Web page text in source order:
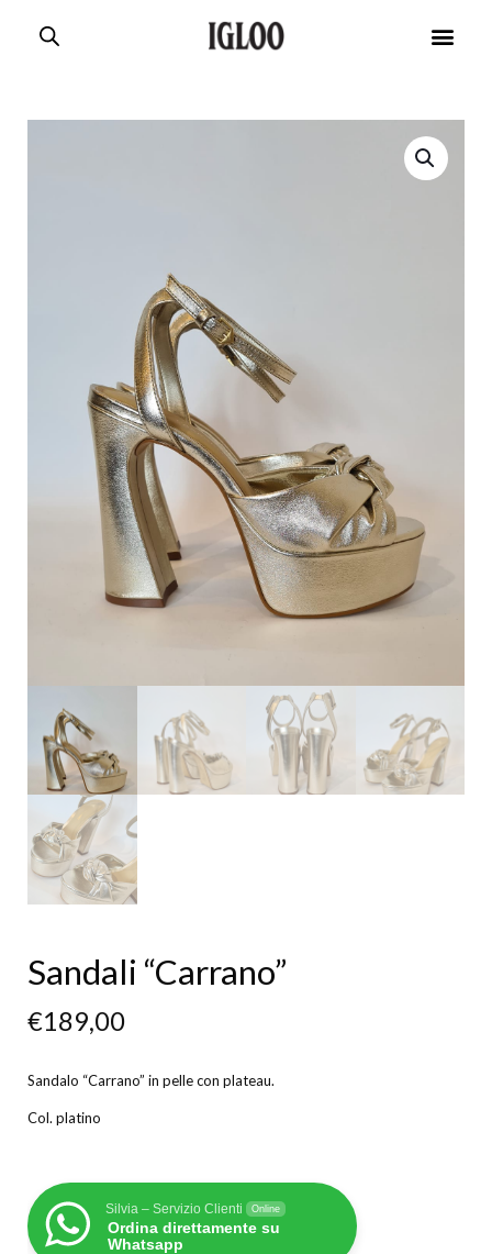
Sandali “Carrano”
€189,00
Sandalo “Carrano” in pelle con plateau.
Col. platino
Silvia – Servizio Clienti Online
Ordina direttamente su
Whatsapp